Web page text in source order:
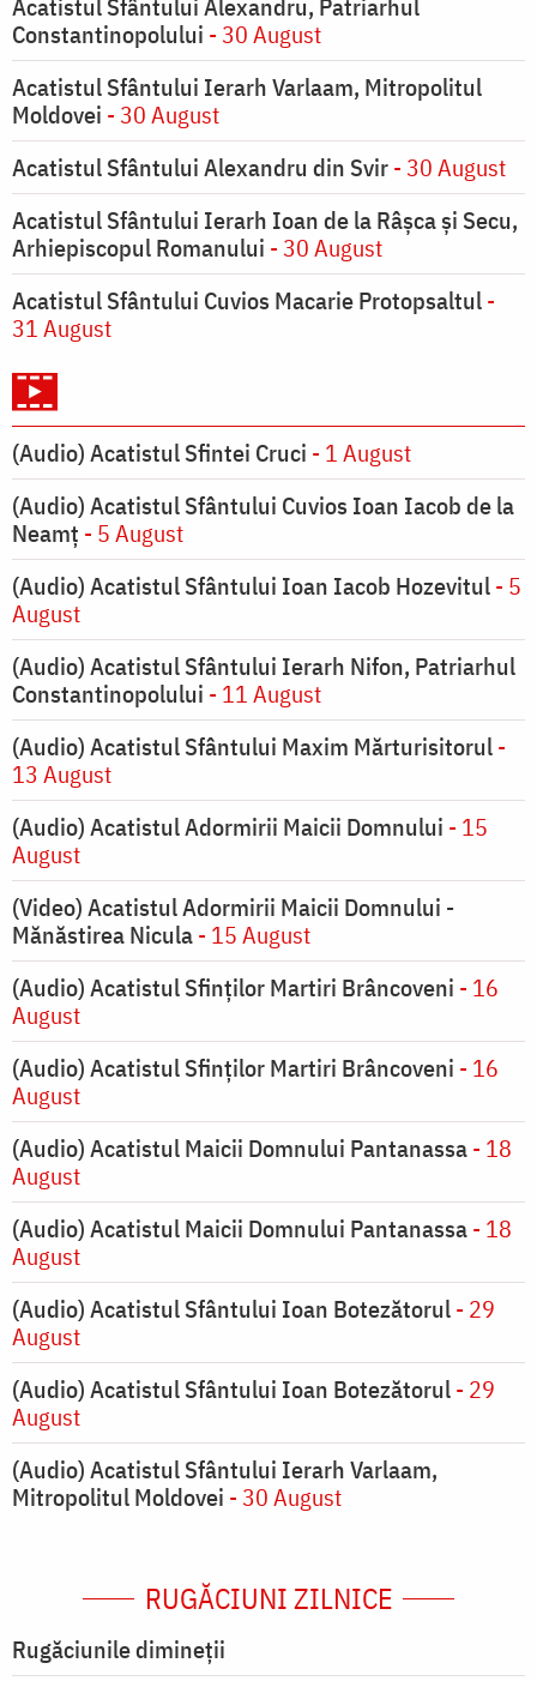
Acatistul Sfântului Alexandru, Patriarhul
Constantinopolului - 30 August
Acatistul Sfântului Ierarh Varlaam, Mitropolitul
Moldovei - 30 August
Acatistul Sfântului Alexandru din Svir- 30 August
Acatistul Sfântului Ierarh Ioan de la Râşca şi Secu,
Arhiepiscopul Romanului - 30 August
Acatistul Sfântului Cuvios Macarie Protopsaltul-
31 August
(Audio) Acatistul Sfintei Cruci - 1 August
(Audio) Acatistul Sfântului Cuvios Ioan Iacob de la
Neamț - 5 August
(Audio) Acatistul Sfântului Ioan Iacob Hozevitul- 5
August
(Audio) Acatistul Sfântului Ierarh Nifon, Patriarhul
Constantinopolului - 11 August
(Audio) Acatistul Sfântului Maxim Mărturisitorul-
13 August
(Audio) Acatistul Adormirii Maicii Domnului - 15
August
(Video) Acatistul Adormirii Maicii Domnului -
Mănăstirea Nicula- 15 August
(Audio) Acatistul Sfinților Martiri Brâncoveni - 16
August
(Audio) Acatistul Sfinților Martiri Brâncoveni - 16
August
(Audio) Acatistul Maicii Domnului Pantanassa- 18
August
(Audio) Acatistul Maicii Domnului Pantanassa- 18
August
(Audio) Acatistul Sfântului Ioan Botezătorul- 29
August
(Audio) Acatistul Sfântului Ioan Botezătorul- 29
August
(Audio) Acatistul Sfântului Ierarh Varlaam,
Mitropolitul Moldovei - 30 August
RUGĂCIUNI ZILNICE
Rugăciunile dimineții